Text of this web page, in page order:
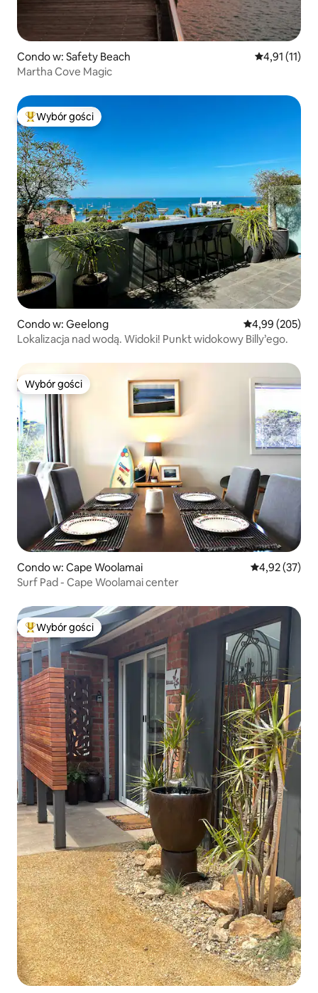
Condo w: Safety Beach Średnia
4,91 (11)
Martha Cove Magic
Najpopularniejsze z kategorii Wybór gości
Wybór gości
Condo w: Geelong Średnia
4,99 (205)
Lokalizacja nad wodą. Widoki! Punkt widokowy Billy’ego.
Wybór gości
Wybór gości
Condo w: Cape Woolamai Średnia
4,92 (37)
Surf Pad - Cape Woolamai center
Najpopularniejsze z kategorii Wybór gości
Wybór gości